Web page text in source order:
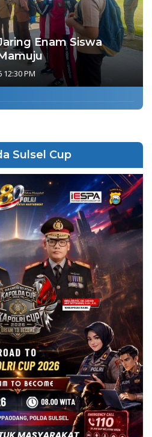
Enam Siswa
12:30 PM
Sulsel Cup